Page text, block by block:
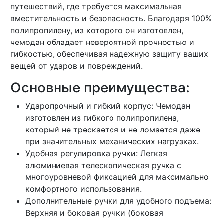
путешествий, где требуется максимальная
вместительность и безопасность. Благодаря 100%
полипропилену, из которого он изготовлен,
чемодан обладает невероятной прочностью и
гибкостью, обеспечивая надежную защиту ваших
вещей от ударов и повреждений.
Основные преимущества:
Ударопрочный и гибкий корпус: Чемодан
изготовлен из гибкого полипропилена,
который не трескается и не ломается даже
при значительных механических нагрузках.
Удобная регулировка ручки: Легкая
алюминиевая телескопическая ручка с
многоуровневой фиксацией для максимально
комфортного использования.
Дополнительные ручки для удобного подъема:
Верхняя и боковая ручки (боковая